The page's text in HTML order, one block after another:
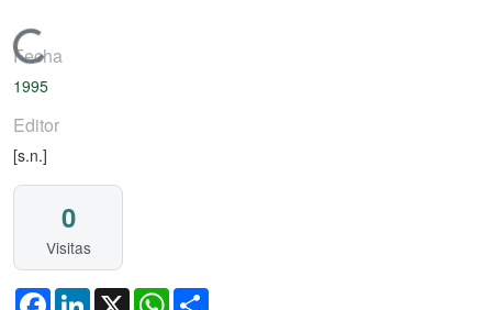
Cargando...
Fecha
1995
Editor
[s.n.]
0
Visitas
FacebookLinkedIn
X WhatsApp